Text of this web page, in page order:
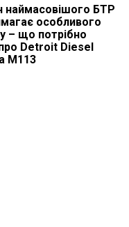
наймасовішого БТР
особливого
– що потрібно
Detroit Diesel
M113